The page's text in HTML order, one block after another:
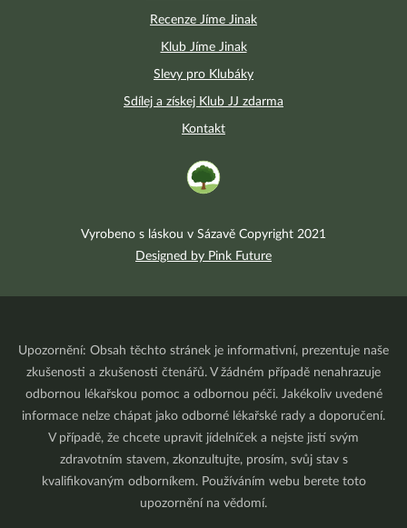
Recenze Jíme Jinak
Klub Jíme Jinak
Slevy pro Klubáky
Sdílej a získej Klub JJ zdarma
Kontakt
Vyrobeno s láskou v Sázavě Copyright 2021
Designed by Pink Future
Upozornění: Obsah těchto stránek je informativní, prezentuje naše
zkušenosti a zkušenosti čtenářů. V žádném případě nenahrazuje
odbornou lékařskou pomoc a odbornou péči. Jakékoliv uvedené
informace nelze chápat jako odborné lékařské rady a doporučení.
V případě, že chcete upravit jídelníček a nejste jistí svým
zdravotním stavem, zkonzultujte, prosím, svůj stav s
kvalifikovaným odborníkem. Používáním webu berete toto
upozornění na vědomí.